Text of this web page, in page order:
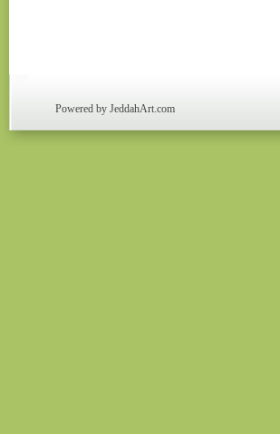
Powered by JeddahArt.com